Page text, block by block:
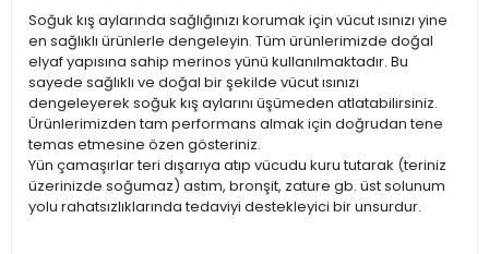
Soğuk kış aylarında sağlığınızı korumak için vücut ısınızı yine
en sağlıklı ürünlerle dengeleyin. Tüm ürünlerimizde doğal
elyaf yapısına sahip merinos yünü kullanılmaktadır. Bu
sayede sağlıklı ve doğal bir şekilde vücut ısınızı
dengeleyerek soğuk kış aylarını üşümeden atlatabilirsiniz.
Ürünlerimizden tam performans almak için doğrudan tene
temas etmesine özen gösteriniz.
Yün çamaşırlar teri dışarıya atıp vücudu kuru tutarak (teriniz
üzerinizde soğumaz) astım, bronşit, zature gb. üst solunum
yolu rahatsızlıklarında tedaviyi destekleyici bir unsurdur.